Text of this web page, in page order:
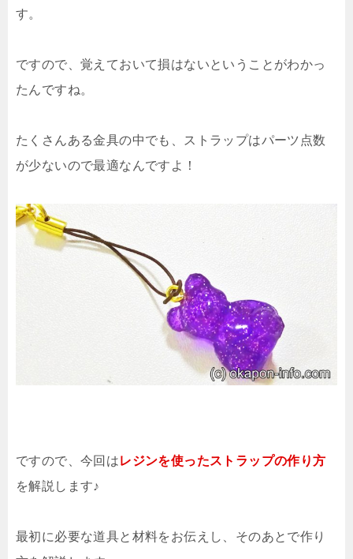
す。
ですので、覚えておいて損はないということがわかっ
たんですね。
たくさんある金具の中でも、ストラップはパーツ点数
が少ないので最適なんですよ！
ですので、今回はレジンを使ったストラップの作り方
を解説します♪
最初に必要な道具と材料をお伝えし、そのあとで作り